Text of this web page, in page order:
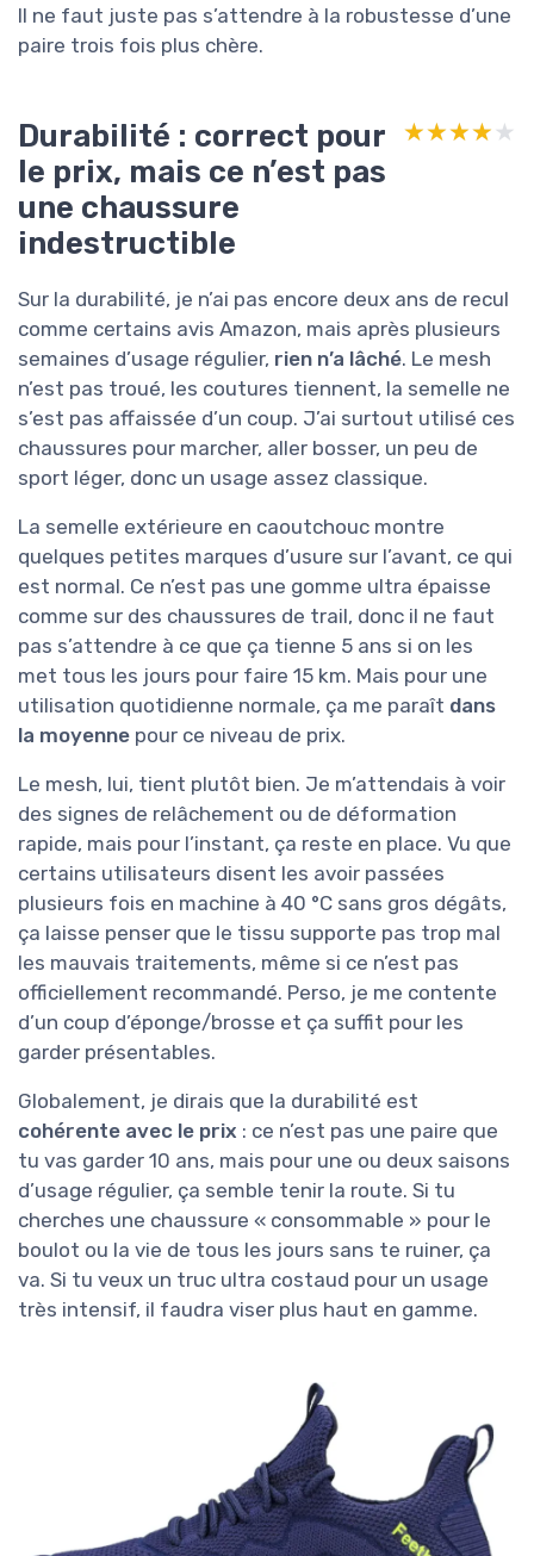
Il ne faut juste pas s’attendre à la robustesse d’une
paire trois fois plus chère.
Durabilité : correct pour
le prix, mais ce n’est pas
une chaussure
indestructible
★★★★★
★★★★★
Sur la durabilité, je n’ai pas encore deux ans de recul
comme certains avis Amazon, mais après plusieurs
semaines d’usage régulier, rien n’a lâché. Le mesh
n’est pas troué, les coutures tiennent, la semelle ne
s’est pas affaissée d’un coup. J’ai surtout utilisé ces
chaussures pour marcher, aller bosser, un peu de
sport léger, donc un usage assez classique.
La semelle extérieure en caoutchouc montre
quelques petites marques d’usure sur l’avant, ce qui
est normal. Ce n’est pas une gomme ultra épaisse
comme sur des chaussures de trail, donc il ne faut
pas s’attendre à ce que ça tienne 5 ans si on les
met tous les jours pour faire 15 km. Mais pour une
utilisation quotidienne normale, ça me paraît dans
la moyenne pour ce niveau de prix.
Le mesh, lui, tient plutôt bien. Je m’attendais à voir
des signes de relâchement ou de déformation
rapide, mais pour l’instant, ça reste en place. Vu que
certains utilisateurs disent les avoir passées
plusieurs fois en machine à 40 °C sans gros dégâts,
ça laisse penser que le tissu supporte pas trop mal
les mauvais traitements, même si ce n’est pas
officiellement recommandé. Perso, je me contente
d’un coup d’éponge/brosse et ça suffit pour les
garder présentables.
Globalement, je dirais que la durabilité est
cohérente avec le prix : ce n’est pas une paire que
tu vas garder 10 ans, mais pour une ou deux saisons
d’usage régulier, ça semble tenir la route. Si tu
cherches une chaussure « consommable » pour le
boulot ou la vie de tous les jours sans te ruiner, ça
va. Si tu veux un truc ultra costaud pour un usage
très intensif, il faudra viser plus haut en gamme.